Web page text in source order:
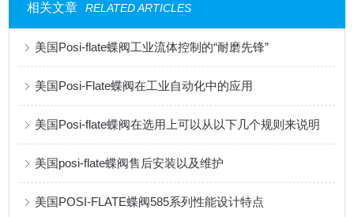
相关文章 RELATED ARTICLES
美国Posi-flate蝶阀工业流体控制的“耐磨先锋”
美国Posi-Flate蝶阀在工业自动化中的应用
美国Posi-flate蝶阀在选用上可以从以下几个规则来说明
美国posi-flate蝶阀售后安装以及维护
美国POSI-FLATE蝶阀585系列性能设计特点